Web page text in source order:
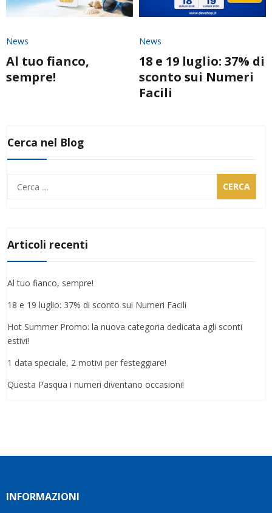
News
Al tuo fianco,
sempre!
News
18 e 19 luglio: 37% di
sconto sui Numeri
Facili
Cerca nel Blog
Articoli recenti
Al tuo fianco, sempre!
18 e 19 luglio: 37% di sconto sui Numeri Facili
Hot Summer Promo: la nuova categoria dedicata agli sconti
estivi!
1 data speciale, 2 motivi per festeggiare!
Questa Pasqua i numeri diventano occasioni!
INFORMAZIONI